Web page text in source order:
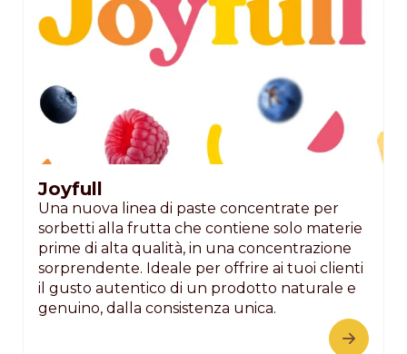
Joyfull
Una nuova linea di paste concentrate per
sorbetti alla frutta che contiene solo materie
prime di alta qualità, in una concentrazione
sorprendente. Ideale per offrire ai tuoi clienti
il gusto autentico di un prodotto naturale e
genuino, dalla consistenza unica.